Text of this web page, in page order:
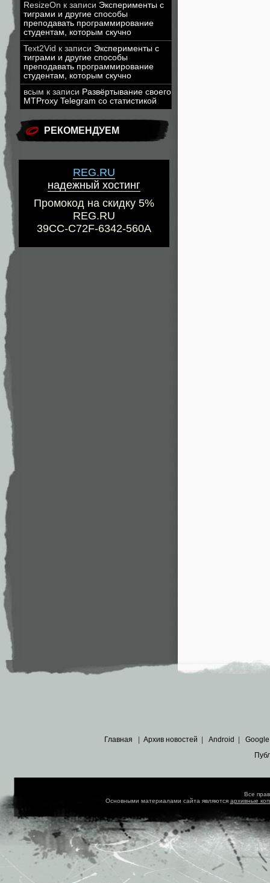
ResizeOn к записи Эксперименты с
тиграми и другие способы
преподавать программирование
студентам, которым скучно
Text2Vid к записи Эксперименты с
тиграми и другие способы
преподавать программирование
студентам, которым скучно
всым к записи Развёртывание своего
MTProxy Telegram со статистикой
РЕКОМЕНДУЕМ
REG.RU
надежный хостинг
Промокод на скидку 5%
REG.RU
39CC-C72F-6342-560A
Главная Архив новостей Android Google
Все
Основными материалами сайта являются архивные